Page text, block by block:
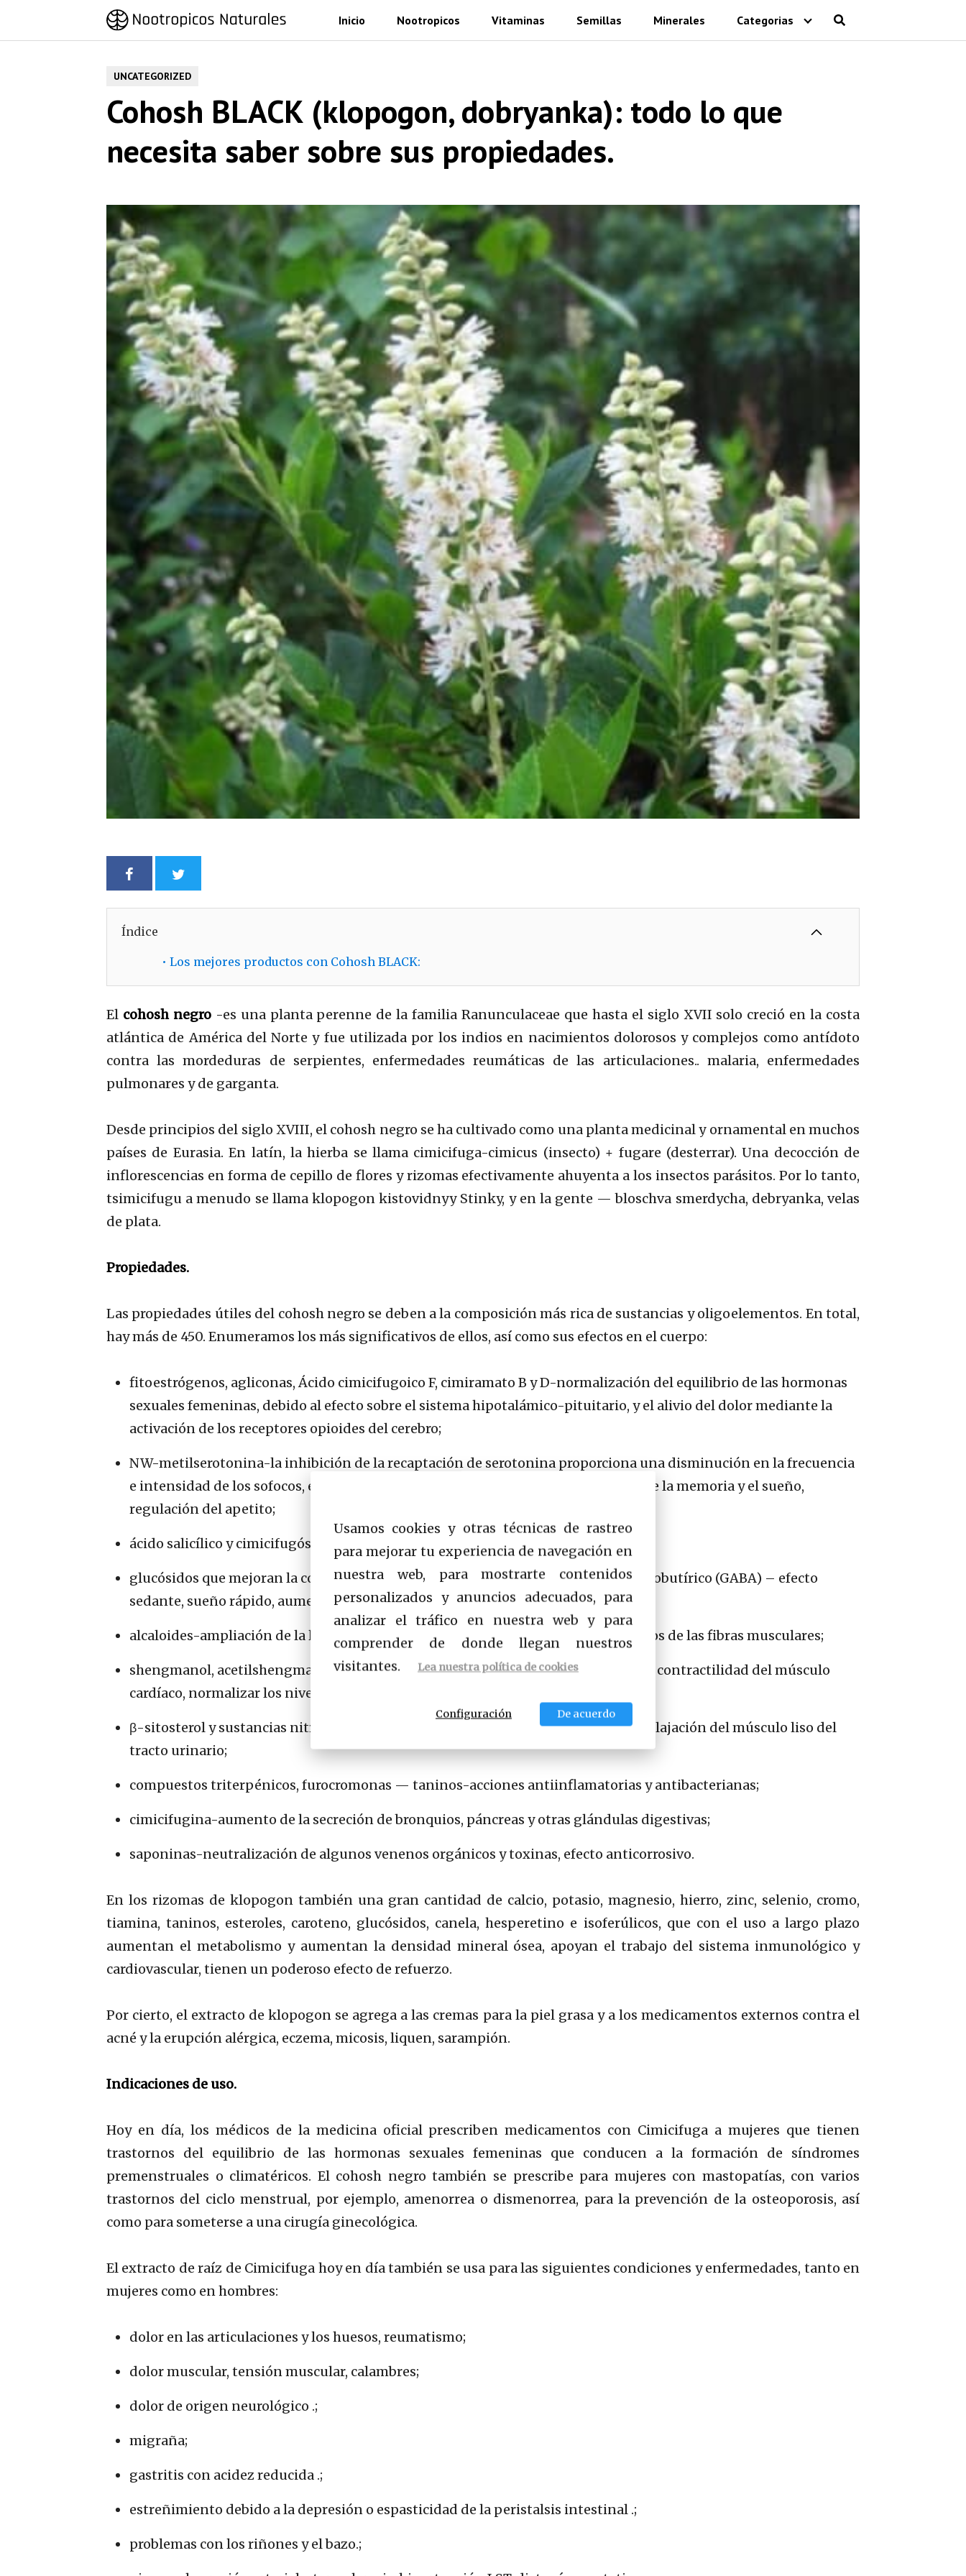
contenido
Inicio Nootropicos Vitaminas Semillas Minerales Categorias
UNCATEGORIZED
Cohosh BLACK (klopogon, dobryanka): todo lo que
necesita saber sobre sus propiedades.
Índice
• Los mejores productos con Cohosh BLACK:
El cohosh negro -es una planta perenne de la familia Ranunculaceae que hasta el siglo XVII solo creció en la costa
atlántica de América del Norte y fue utilizada por los indios en nacimientos dolorosos y complejos como antídoto
contra las mordeduras de serpientes, enfermedades reumáticas de las articulaciones.. malaria, enfermedades
pulmonares y de garganta.
Desde principios del siglo XVIII, el cohosh negro se ha cultivado como una planta medicinal y ornamental en muchos
países de Eurasia. En latín, la hierba se llama cimicifuga-cimicus (insecto) + fugare (desterrar). Una decocción de
inflorescencias en forma de cepillo de flores y rizomas efectivamente ahuyenta a los insectos parásitos. Por lo tanto,
tsimicifugu a menudo se llama klopogon kistovidnyy Stinky, y en la gente — bloschva smerdycha, debryanka, velas
de plata.
Propiedades.
Las propiedades útiles del cohosh negro se deben a la composición más rica de sustancias y oligoelementos. En total,
hay más de 450. Enumeramos los más significativos de ellos, así como sus efectos en el cuerpo:
fitoestrógenos, agliconas, Ácido cimicifugoico F, cimiramato B y D-normalización del equilibrio de las hormonas
sexuales femeninas, debido al efecto sobre el sistema hipotalámico-pituitario, y el alivio del dolor mediante la
activación de los receptores opioides del cerebro;
NW-metilserotonina-la inhibición de la recaptación de serotonina proporciona una disminución en la frecuencia
e intensidad de los sofocos, efecto antitumoral, sedante y antidepresivo, mejora de la memoria y el sueño,
regulación del apetito;
ácido salicílico y cimicifugósido-disminución de la temperatura corporal elevada;
glucósidos que mejoran la conductividad de los receptores de ácido gamma-aminobutírico (GABA) – efecto
sedante, sueño rápido, aumento de la Duración del sueño sin despertarse;
alcaloides-ampliación de la luz de los vasos sanguíneos, contrarrestar los espasmos de las fibras musculares;
shengmanol, acetilshengmanol, fitosterol-reducir la presión arterial, aumentar la contractilidad del músculo
cardíaco, normalizar los niveles de lípidos;
β-sitosterol y sustancias nitrogenadas-aumento de la diuresis, efecto diurético, relajación del músculo liso del
tracto urinario;
compuestos triterpénicos, furocromonas — taninos-acciones antiinflamatorias y antibacterianas;
cimicifugina-aumento de la secreción de bronquios, páncreas y otras glándulas digestivas;
saponinas-neutralización de algunos venenos orgánicos y toxinas, efecto anticorrosivo.
En los rizomas de klopogon también una gran cantidad de calcio, potasio, magnesio, hierro, zinc, selenio, cromo,
tiamina, taninos, esteroles, caroteno, glucósidos, canela, hesperetino e isoferúlicos, que con el uso a largo plazo
aumentan el metabolismo y aumentan la densidad mineral ósea, apoyan el trabajo del sistema inmunológico y
cardiovascular, tienen un poderoso efecto de refuerzo.
Por cierto, el extracto de klopogon se agrega a las cremas para la piel grasa y a los medicamentos externos contra el
acné y la erupción alérgica, eczema, micosis, liquen, sarampión.
Indicaciones de uso.
Hoy en día, los médicos de la medicina oficial prescriben medicamentos con Cimicifuga a mujeres que tienen
trastornos del equilibrio de las hormonas sexuales femeninas que conducen a la formación de síndromes
premenstruales o climatéricos. El cohosh negro también se prescribe para mujeres con mastopatías, con varios
trastornos del ciclo menstrual, por ejemplo, amenorrea o dismenorrea, para la prevención de la osteoporosis, así
como para someterse a una cirugía ginecológica.
El extracto de raíz de Cimicifuga hoy en día también se usa para las siguientes condiciones y enfermedades, tanto en
mujeres como en hombres:
dolor en las articulaciones y los huesos, reumatismo;
dolor muscular, tensión muscular, calambres;
dolor de origen neurológico .;
migraña;
gastritis con acidez reducida .;
estreñimiento debido a la depresión o espasticidad de la peristalsis intestinal .;
problemas con los riñones y el bazo.;
Usamos cookies y otras técnicas de rastreo
para mejorar tu experiencia de navegación en
nuestra web, para mostrarte contenidos
personalizados y anuncios adecuados, para
analizar el tráfico en nuestra web y para
comprender de donde llegan nuestros
visitantes.
Lea nuestra política de cookies
De acuerdo
Configuración